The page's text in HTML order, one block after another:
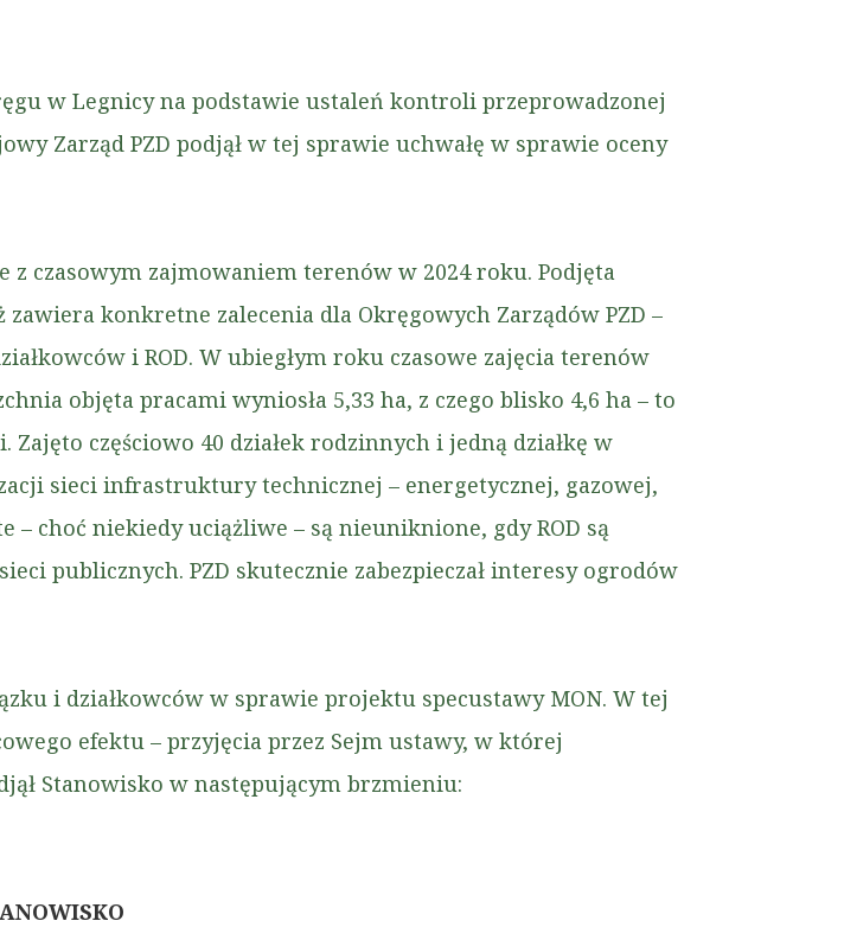
w Legnicy na podstawie ustaleń kontroli przeprowadzonej
Zarząd PZD podjął w tej sprawie uchwałę w sprawie oceny
czasowym zajmowaniem terenów w 2024 roku. Podjęta
konkretne zalecenia dla Okręgowych Zarządów PZD –
i ROD. W ubiegłym roku czasowe zajęcia terenów
objęta pracami wyniosła 5,33 ha, z czego blisko 4,6 ha – to
częściowo 40 działek rodzinnych i jedną działkę w
sieci infrastruktury technicznej – energetycznej, gazowej,
– choć niekiedy uciążliwe – są nieuniknione, gdy ROD są
publicznych. PZD skutecznie zabezpieczał interesy ogrodów
i działkowców w sprawie projektu specustawy MON. W tej
efektu – przyjęcia przez Sejm ustawy, w której
Stanowisko w następującym brzmieniu: